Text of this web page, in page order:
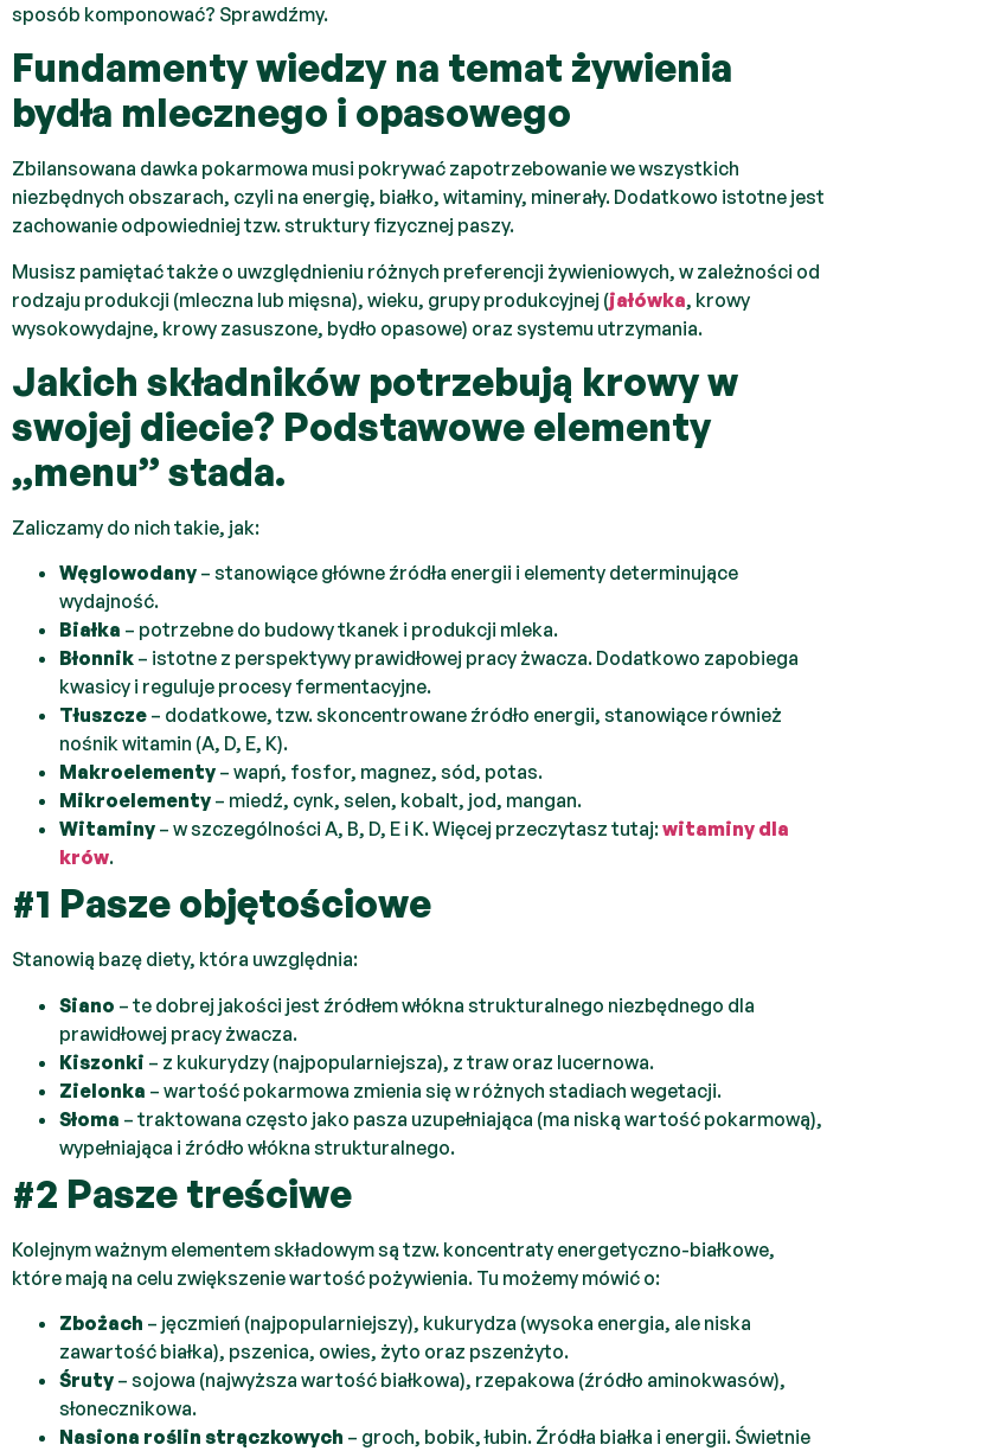
sposób komponować? Sprawdźmy.
Fundamenty wiedzy na temat żywienia
bydła mlecznego i opasowego
Zbilansowana dawka pokarmowa musi pokrywać zapotrzebowanie we wszystkich
niezbędnych obszarach, czyli na energię, białko, witaminy, minerały. Dodatkowo istotne jest
zachowanie odpowiedniej tzw. struktury fizycznej paszy.
Musisz pamiętać także o uwzględnieniu różnych preferencji żywieniowych, w zależności od
rodzaju produkcji (mleczna lub mięsna), wieku, grupy produkcyjnej (jałówka, krowy
wysokowydajne, krowy zasuszone, bydło opasowe) oraz systemu utrzymania.
Jakich składników potrzebują krowy w
swojej diecie? Podstawowe elementy
„menu” stada.
Zaliczamy do nich takie, jak:
Węglowodany – stanowiące główne źródła energii i elementy determinujące
wydajność.
Białka – potrzebne do budowy tkanek i produkcji mleka.
Błonnik – istotne z perspektywy prawidłowej pracy żwacza. Dodatkowo zapobiega
kwasicy i reguluje procesy fermentacyjne.
Tłuszcze – dodatkowe, tzw. skoncentrowane źródło energii, stanowiące również
nośnik witamin (A, D, E, K).
Makroelementy – wapń, fosfor, magnez, sód, potas.
Mikroelementy – miedź, cynk, selen, kobalt, jod, mangan.
Witaminy – w szczególności A, B, D, E i K. Więcej przeczytasz tutaj:witaminy dla
krów.
#1 Pasze objętościowe
Stanowią bazę diety, która uwzględnia:
Siano – te dobrej jakości jest źródłem włókna strukturalnego niezbędnego dla
prawidłowej pracy żwacza.
Kiszonki – z kukurydzy (najpopularniejsza), z traw oraz lucernowa.
Zielonka – wartość pokarmowa zmienia się w różnych stadiach wegetacji.
Słoma – traktowana często jako pasza uzupełniająca (ma niską wartość pokarmową),
wypełniająca i źródło włókna strukturalnego.
#2 Pasze treściwe
Kolejnym ważnym elementem składowym są tzw. koncentraty energetyczno-białkowe,
które mają na celu zwiększenie wartość pożywienia. Tu możemy mówić o:
Zbożach – jęczmień (najpopularniejszy), kukurydza (wysoka energia, ale niska
zawartość białka), pszenica, owies, żyto oraz pszenżyto.
Śruty – sojowa (najwyższa wartość białkowa), rzepakowa (źródło aminokwasów),
słonecznikowa.
Nasiona roślin strączkowych – groch, bobik, łubin. Źródła białka i energii. Świetnie